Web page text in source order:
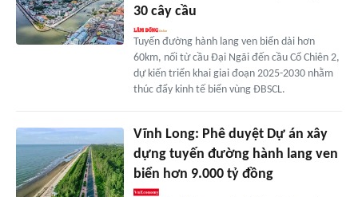
30 cây cầu
Tuyến đường hành lang ven biển dài hơn
60km, nối từ cầu Đại Ngãi đến cầu Cổ Chiên 2,
dự kiến triển khai giai đoạn 2025-2030 nhằm
thúc đẩy kinh tế biển vùng ĐBSCL.
Vĩnh Long: Phê duyệt Dự án xây
dựng tuyến đường hành lang ven
biển hơn 9.000 tỷ đồng